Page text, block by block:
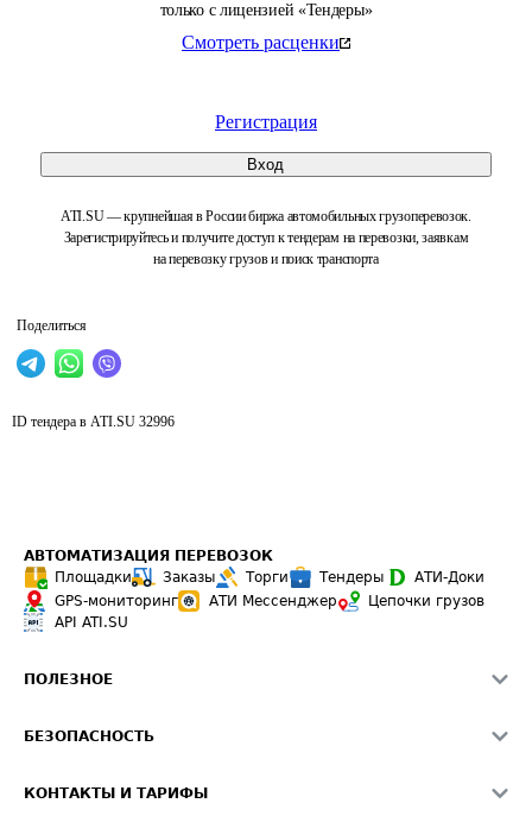
только с лицензией «Тендеры»
Смотреть расценки
Регистрация
Вход
ATI.SU — крупнейшая в России биржа автомобильных грузоперевозок.
Зарегистрируйтесь и получите доступ к тендерам на перевозки, заявкам
на перевозку грузов и поиск транспорта
Поделиться
ID тендера в ATI.SU 32996
АВТОМАТИЗАЦИЯ ПЕРЕВОЗОК
Площадки
Заказы Торги Тендеры
АТИ-Доки
GPS-мониторинг
АТИ Мессенджер
Цепочки грузов
API ATI.SU
ПОЛЕЗНОЕ
Звезды ATI.SU на вашем сайте
БЕЗОПАСНОСТЬ
КОНТАКТЫ И ТАРИФЫ